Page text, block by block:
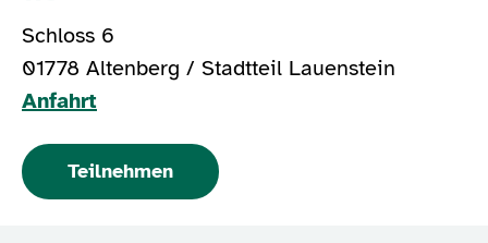
Schloss 6
01778 Altenberg / Stadtteil Lauenstein
Anfahrt
Teilnehmen